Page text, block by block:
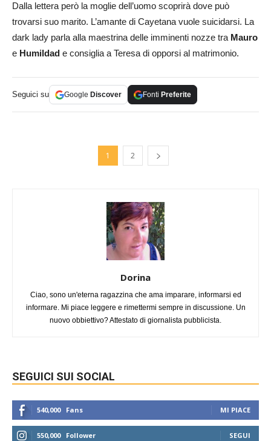
Dalla lettera però la moglie dell’uomo scoprirà dove può
trovarsi suo marito. L’amante di Cayetana vuole suicidarsi. La
dark lady parla alla maestrina delle imminenti nozze tra Mauro
e Humildad e consiglia a Teresa di opporsi al matrimonio.
Seguici su Google Discover Fonti Preferite
1 2
Dorina
Ciao, sono un'eterna ragazzina che ama imparare, informarsi ed
informare. Mi piace leggere e rimettermi sempre in discussione. Un
nuovo obbiettivo? Attestato di giornalista pubblicista.
SEGUICI SUI SOCIAL
540,000 Fans MI PIACE
550,000 Follower SEGUI